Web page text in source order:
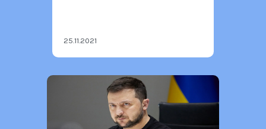
25.11.2021